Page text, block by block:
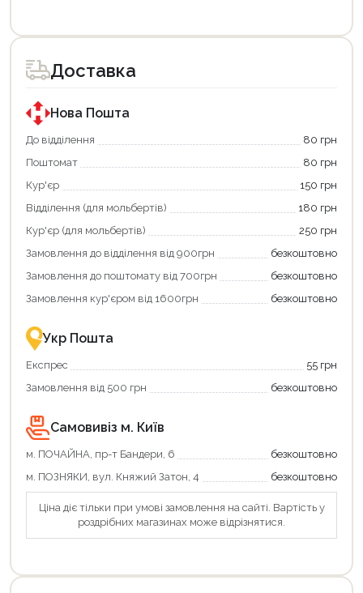
товар
для
покупки
державною
програмою
єКнига.
Використовуйте
карту
щоб
зекономити
та
отримати
переваги!
картою
єКнига
–
зручно
та
Доставка
Нова Пошта
До відділення
80 грн
Поштомат
80 грн
Кур'єр
150 грн
Відділення (для мольбертів)
180 грн
Кур'єр (для мольбертів)
250 грн
Замовлення до відділення від 900грн
безкоштовно
Замовлення до поштомату від 700грн
безкоштовно
Замовлення кур'єром від 1600грн
безкоштовно
Укр Пошта
Експрес
55 грн
Замовлення від 500 грн
безкоштовно
Самовивіз м. Київ
м. ПОЧАЙНА, пр-т Бандери, 6
безкоштовно
м. ПОЗНЯКИ, вул. Княжий Затон, 4
безкоштовно
Ціна діє тільки при умові замовлення на сайті. Вартість у
роздрібних магазинах може відрізнятися.